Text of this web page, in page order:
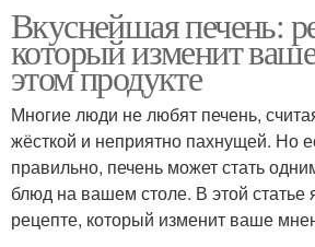
Вкуснейшая печень:
который изменит
этом продукте
Многие люди не любят печень,
жёсткой и неприятно пахнущей. Но
правильно, печень может стать
блюд на вашем столе. В этой статье
рецепте, который изменит ваше